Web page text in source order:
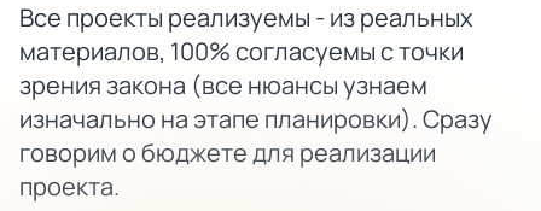
Все проекты реализуемы - из реальных
материалов, 100% согласуемы с точки
зрения закона (все нюансы узнаем
изначально на этапе планировки). Сразу
говорим о бюджете для реализации
проекта.